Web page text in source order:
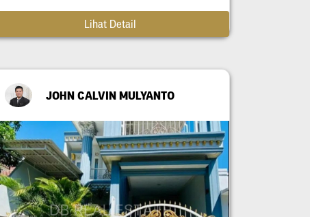
Lihat Detail
JOHN CALVIN MULYANTO